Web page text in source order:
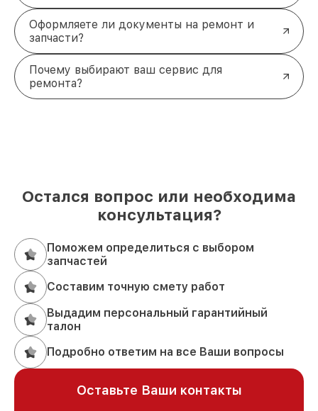
Оформляете ли документы на ремонт и
запчасти?
Почему выбирают ваш сервис для
ремонта?
Остался вопрос или необходима
консультация?
Поможем определиться с выбором
запчастей
Составим точную смету работ
Выдадим персональный гарантийный
талон
Подробно ответим на все Ваши вопросы
Оставьте Ваши контакты